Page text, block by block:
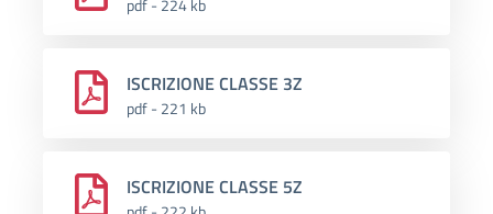
pdf - 224 kb
ISCRIZIONE CLASSE 3Z
pdf - 221 kb
ISCRIZIONE CLASSE 5Z